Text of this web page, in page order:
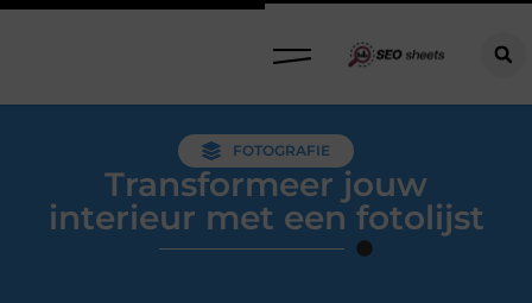
FOTOGRAFIE
Transformeer jouw
interieur met een fotolijst